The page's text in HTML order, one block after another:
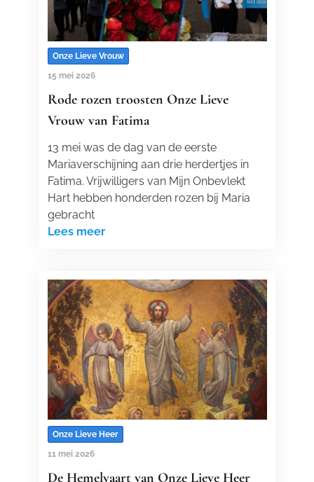
Onze Lieve Vrouw
15 mei 2026
Rode rozen troosten Onze Lieve
Vrouw van Fatima
13 mei was de dag van de eerste
Mariaverschijning aan drie herdertjes in
Fatima. Vrijwilligers van Mijn Onbevlekt
Hart hebben honderden rozen bij Maria
gebracht
Lees meer
Onze Lieve Heer
11 mei 2026
De Hemelvaart van Onze Lieve Heer